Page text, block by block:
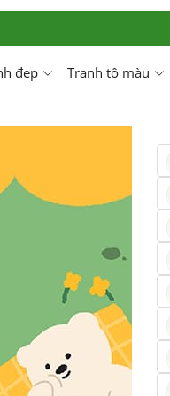
đep Tranh tô màu